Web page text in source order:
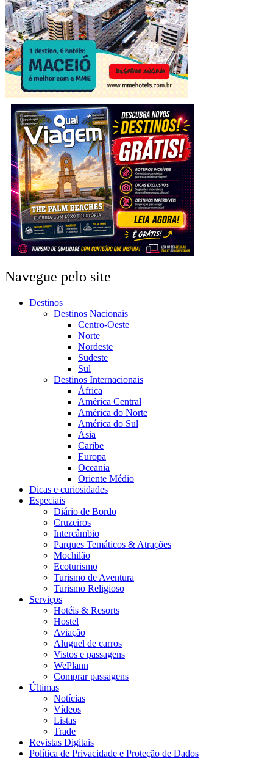
Navegue pelo site
Destinos
Destinos Nacionais
Centro-Oeste
Norte
Nordeste
Sudeste
Sul
Destinos Internacionais
África
América Central
América do Norte
América do Sul
Ásia
Caribe
Europa
Oceania
Oriente Médio
Dicas e curiosidades
Especiais
Diário de Bordo
Cruzeiros
Intercâmbio
Parques Temáticos & Atrações
Mochilão
Ecoturismo
Turismo de Aventura
Turismo Religioso
Serviços
Hotéis & Resorts
Hostel
Aviação
Aluguel de carros
Vistos e passagens
WePlann
Comprar passagens
Últimas
Notícias
Vídeos
Listas
Trade
Revistas Digitais
Política de Privacidade e Proteção de Dados